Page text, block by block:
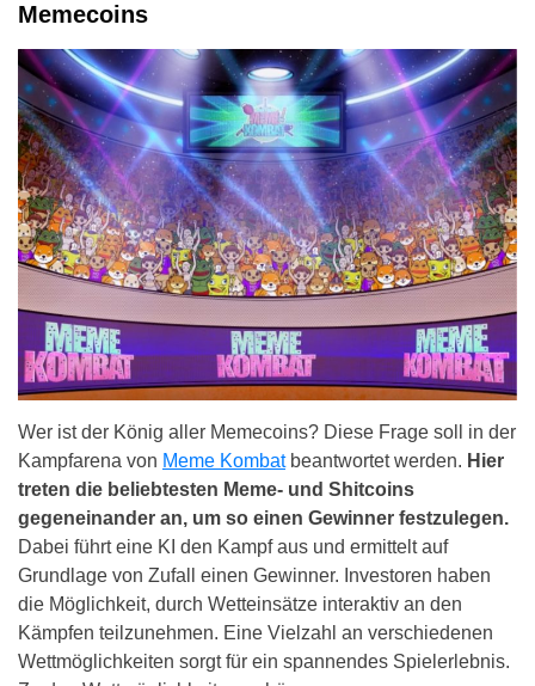
Memecoins
Wer ist der König aller Memecoins? Diese Frage soll in der
Kampfarena von Meme Kombatbeantwortet werden. Hier
treten die beliebtesten Meme- und Shitcoins
gegeneinander an, um so einen Gewinner festzulegen.
Dabei führt eine KI den Kampf aus und ermittelt auf
Grundlage von Zufall einen Gewinner. Investoren haben
die Möglichkeit, durch Wetteinsätze interaktiv an den
Kämpfen teilzunehmen. Eine Vielzahl an verschiedenen
Wettmöglichkeiten sorgt für ein spannendes Spielerlebnis.